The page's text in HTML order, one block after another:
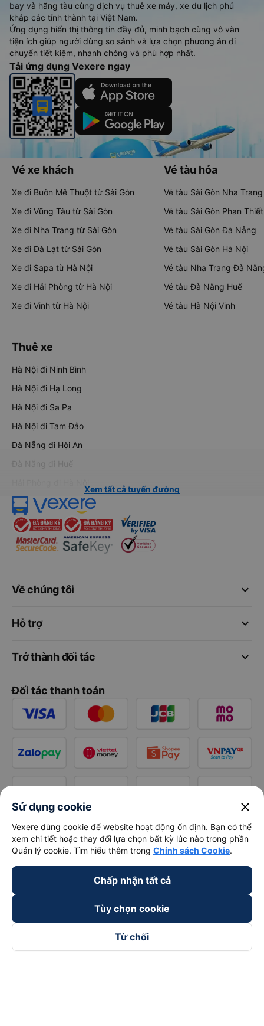
bay và hãng tàu cùng dịch vụ thuê xe máy, xe du lịch phủ
khắp các tỉnh thành tại Việt Nam.
Ứng dụng hiển thị thông tin đầy đủ, minh bạch cùng vô vàn
tiện ích giúp người dùng so sánh và lựa chọn phương án di
chuyển tiết kiệm, nhanh chóng và phù hợp nhất.
Tải ứng dụng Vexere ngay
Vé xe khách
Xe đi Buôn Mê Thuột từ Sài Gòn
Xe đi Vũng Tàu từ Sài Gòn
Xe đi Nha Trang từ Sài Gòn
Xe đi Đà Lạt từ Sài Gòn
Xe đi Sapa từ Hà Nội
Xe đi Hải Phòng từ Hà Nội
Xe đi Vinh từ Hà Nội
Vé tàu hỏa
Vé tàu Sài Gòn Nha Trang
Vé tàu Sài Gòn Phan Thiết
Vé tàu Sài Gòn Đà Nẵng
Vé tàu Sài Gòn Hà Nội
Vé tàu Nha Trang Đà
Vé tàu Đà Nẵng Huế
Vé tàu Hà Nội Vinh
Thuê xe
Hà Nội đi Ninh Bình
Hà Nội đi Hạ Long
Hà Nội đi Sa Pa
Hà Nội đi Tam Đảo
Đà Nẵng đi Hội An
Đà Nẵng đi Huế
Xem tất cả tuyến đường
keyboard_arrow_down
Về chúng tôi
keyboard_arrow_down
Hỗ trợ
keyboard_arrow_down
Trở thành đối tác
Đối tác thanh toán
Sử dụng cookie close
Vexere dùng cookie để website hoạt động ổn định. Bạn có thể
xem chi tiết hoặc thay đổi lựa chọn bất kỳ lúc nào trong phần
Quản lý cookie. Tìm hiểu thêm trong Chính sách Cookie.
Chấp nhận tất cả
Tùy chọn cookie
Từ chối